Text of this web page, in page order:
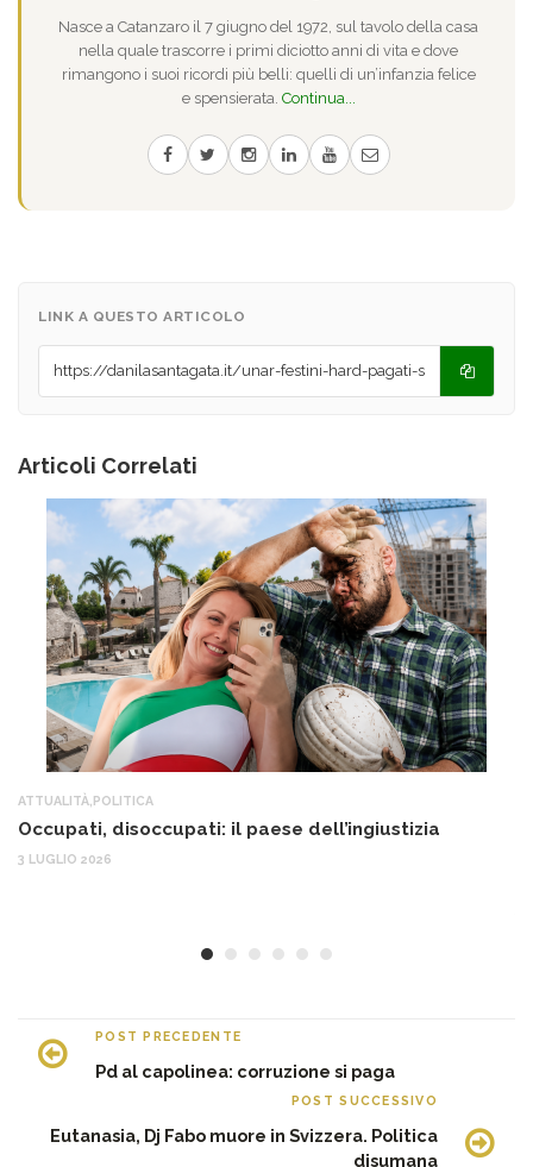
Nasce a Catanzaro il 7 giugno del 1972, sul tavolo della casa
nella quale trascorre i primi diciotto anni di vita e dove
rimangono i suoi ricordi più belli: quelli di un’infanzia felice
e spensierata. Continua...
LINK A QUESTO ARTICOLO
Articoli Correlati
ATTUALITÀ POLITICA
Occupati, disoccupati: il paese dell’ingiustizia
3 LUGLIO 2026
POST PRECEDENTE
Pd al capolinea: corruzione si paga
POST SUCCESSIVO
Eutanasia, Dj Fabo muore in Svizzera. Politica
disumana